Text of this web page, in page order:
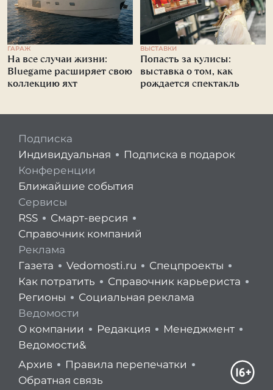
ГАРАЖ
На все случаи жизни:
Bluegame расширяет свою
коллекцию яхт
ВЫСТАВКИ
Попасть за кулисы:
выставка о том, как
рождается спектакль
Подписка
Индивидуальная
Подписка в подарок
Конференции
Ближайшие события
Сервисы
RSS
Смарт-версия
Справочник компаний
Реклама
Газета
Vedomosti.ru
Спецпроекты
Как потратить
Справочник карьериста
Регионы
Социальная реклама
Ведомости
О компании
Редакция
Менеджмент
Ведомости&
Архив
Правила перепечатки
Обратная связь